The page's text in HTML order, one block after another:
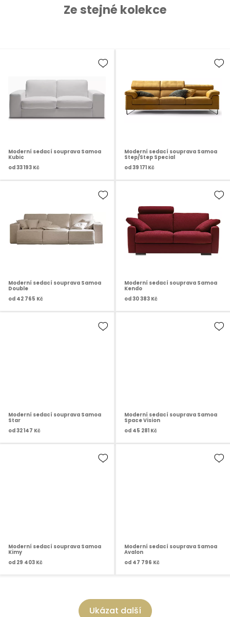
Ze stejné kolekce
Moderní sedací souprava Samoa
Kubic
od33 193 Kč
Moderní sedací souprava Samoa
Step/Step Special
od39 171 Kč
Moderní sedací souprava Samoa
Double
od 42 765 Kč
Moderní sedací souprava Samoa
Kendo
od 30 383 Kč
Moderní sedací souprava Samoa
Star
od 32 147 Kč
Moderní sedací souprava Samoa
Space Vision
od 45 281 Kč
Moderní sedací souprava Samoa
Kimy
od 29 403 Kč
Moderní sedací souprava Samoa
Avalon
od 47 796 Kč
Ukázat další